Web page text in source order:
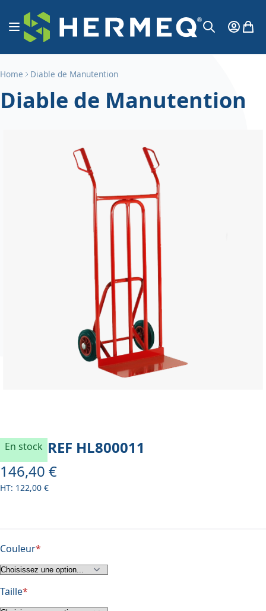
Aller au contenu
Affichage navigation
MonMon
Home Diable de Manutention
Diable de Manutention
En stock REF HL800011
À partir de
146,40 €
122,00 €
Couleur
Taille